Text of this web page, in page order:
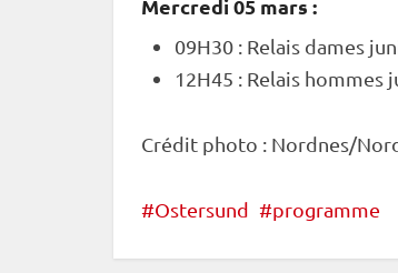
Mercredi 05 mars :
09H30 : Relais dames
12H45 : Relais hommes
Crédit photo : Nordnes/
Ostersund programme